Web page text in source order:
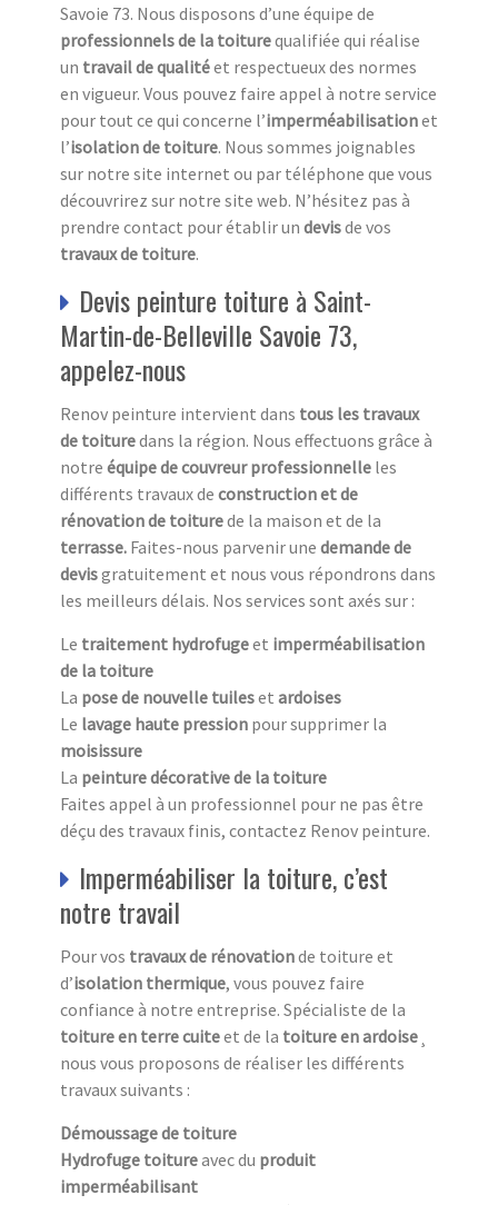
Savoie 73. Nous disposons d’une équipe de
professionnels de la toiturequalifiée qui réalise
un travail de qualitéet respectueux des normes
en vigueur. Vous pouvez faire appel à notre service
pour tout ce qui concerne l’imperméabilisationet
l’isolationde toiture. Nous sommes joignables
sur notre site internet ou par téléphone que vous
découvrirez sur notre site web. N’hésitez pas à
prendre contact pour établir un devisde vos
travaux de toiture.
Devis peinture toiture à Saint-
Martin-de-Belleville Savoie 73,
appelez-nous
Renov peinture intervient dans tous les travaux
de toituredans la région. Nous effectuons grâce à
notre équipe de couvreur professionnelle les
différents travaux de construction et de
rénovation de toiturede la maison et de la
terrasse. Faites-nous parvenir une demande de
devisgratuitement et nous vous répondrons dans
les meilleurs délais. Nos services sont axés sur :
Le traitement hydrofugeet imperméabilisation
de la toiture
La pose de nouvelle tuileset ardoises
Le lavage haute pression pour supprimer la
moisissure
La peinture décorative de la toiture
Faites appel à un professionnel pour ne pas être
déçu des travaux finis, contactez Renov peinture.
Imperméabiliser la toiture, c’est
notre travail
Pour vos travaux de rénovationde toiture et
d’isolation thermique, vous pouvez faire
confiance à notre entreprise. Spécialiste de la
toiture en terre cuiteet de la toiture en ardoise
nous vous proposons de réaliser les différents
travaux suivants :
Démoussage de toiture
Hydrofuge toitureavec du produit
imperméabilisant